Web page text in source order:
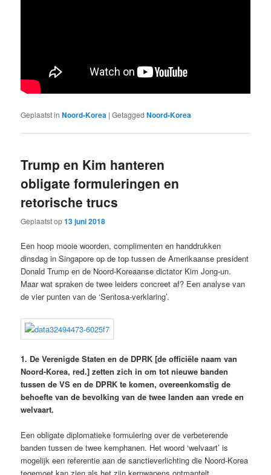
Geplaatst in Noord-Korea |Getagged Noord-Korea
Trump en Kim hanteren
obligate formuleringen en
retorische trucs
Geplaatst op13 juni 2018
Een hoop mooie woorden, complimenten en handdrukken
dinsdag in Singapore op de top tussen de Amerikaanse president
Donald Trump en de Noord-Koreaanse dictator Kim Jong-un.
Maar wat spraken de twee leiders concreet af? Een analyse van
de vier punten van de ‘Sentosa-verklaring’.
1. De Verenigde Staten en de DPRK [de officiële naam van
Noord-Korea, red.] zetten zich in om tot nieuwe banden
tussen de VS en de DPRK te komen, overeenkomstig de
behoefte van de bevolking van de twee landen aan vrede en
welvaart.
Een obligate diplomatieke formulering over de verbeterende
banden tussen de twee kemphanen. Het woord ‘welvaart’ is
mogelijk een referentie aan de sanctieverlichting die Noord-Korea